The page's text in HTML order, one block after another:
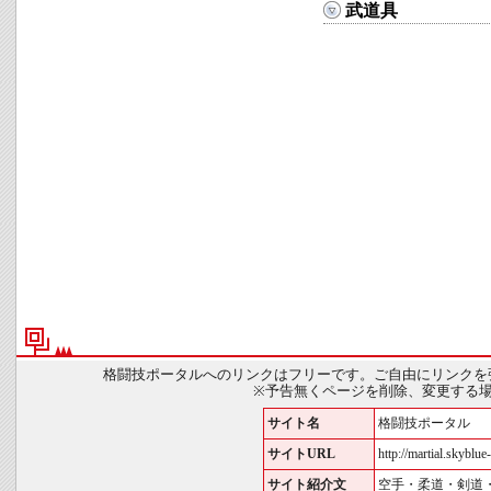
武道具
格闘技ポータルへのリンクはフリーです。ご自由にリンク
※予告無くページを削除、変更する
サイト名 格闘技ポータル
サイトURL http://
サイト紹介文 空手・柔道・剣道